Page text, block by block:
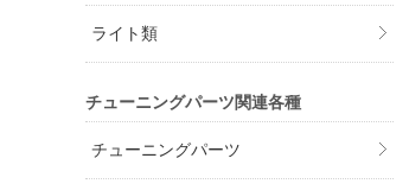
ライト類
チューニングパーツ関連各種
チューニングパーツ